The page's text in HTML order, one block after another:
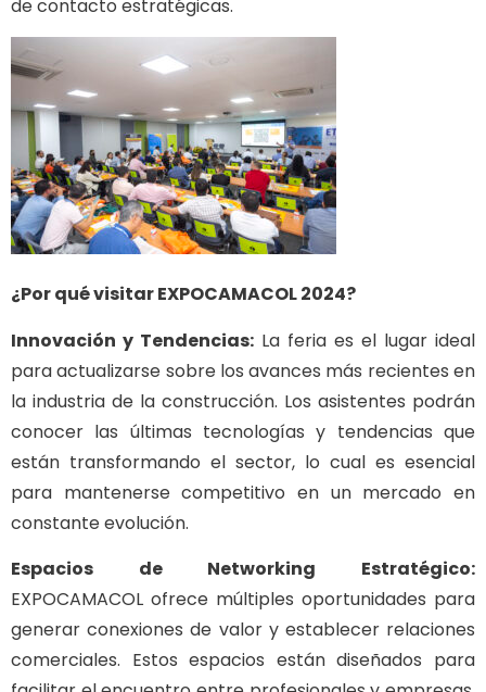
de contacto estratégicas.
¿Por qué visitar EXPOCAMACOL 2024?
Innovación y Tendencias: La feria es el lugar ideal
para actualizarse sobre los avances más recientes en
la industria de la construcción. Los asistentes podrán
conocer las últimas tecnologías y tendencias que
están transformando el sector, lo cual es esencial
para mantenerse competitivo en un mercado en
constante evolución.
Espacios de Networking Estratégico:
EXPOCAMACOL ofrece múltiples oportunidades para
generar conexiones de valor y establecer relaciones
comerciales. Estos espacios están diseñados para